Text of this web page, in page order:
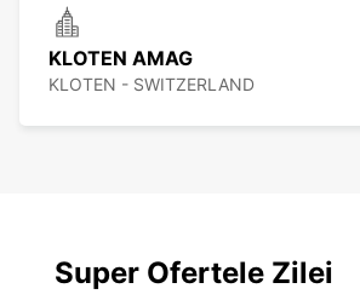
KLOTEN AMAG
KLOTEN - SWITZERLAND
Super Ofertele Zilei